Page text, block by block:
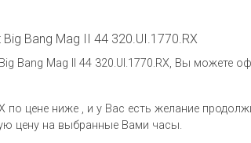
Bang Mag II 44 320.UI.1770.RX
Mag II 44 320.UI.1770.RX, Вы можете
по цене ниже , и у Вас есть желание
цену на выбранные Вами часы.